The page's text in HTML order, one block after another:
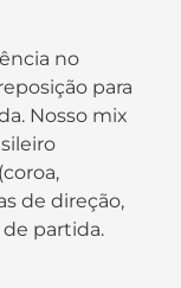
no
para
Nosso mix
de direção,
partida.